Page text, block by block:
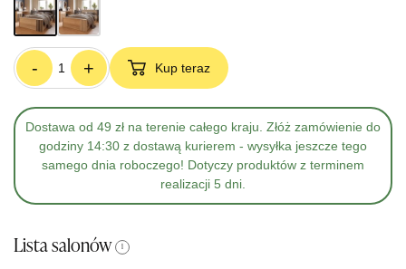
- + Kup teraz
Dostawa od 49 zł na terenie całego kraju. Złóż zamówienie do
godziny 14:30 z dostawą kurierem - wysyłka jeszcze tego
samego dnia roboczego! Dotyczy produktów z terminem
realizacji 5 dni.
Lista salonów i